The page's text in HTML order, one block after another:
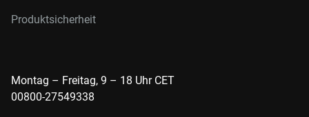
Produktsicherheit
Montag – Freitag, 9 – 18 Uhr CET
00800-27549338